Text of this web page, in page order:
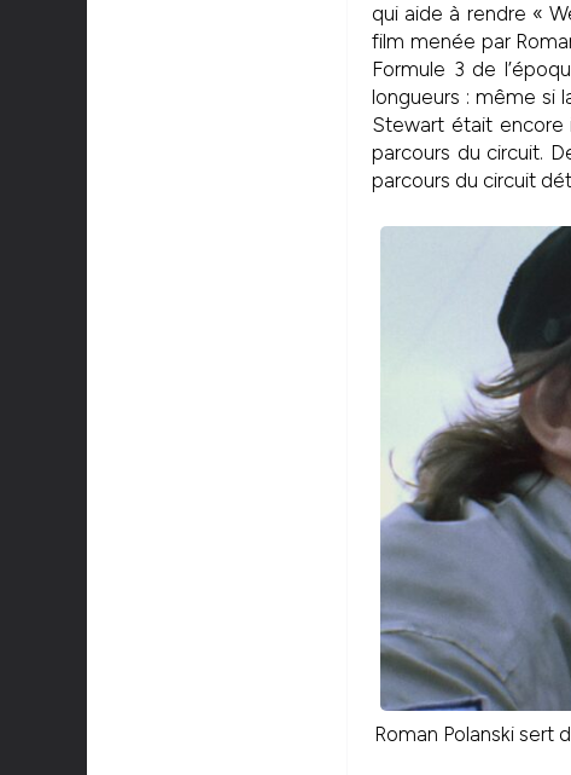
qui aide à rendre «
film menée par
Formule 3 de
longueurs : même si
Stewart était encore
parcours du circuit.
parcours du circuit
Roman Polanski sert